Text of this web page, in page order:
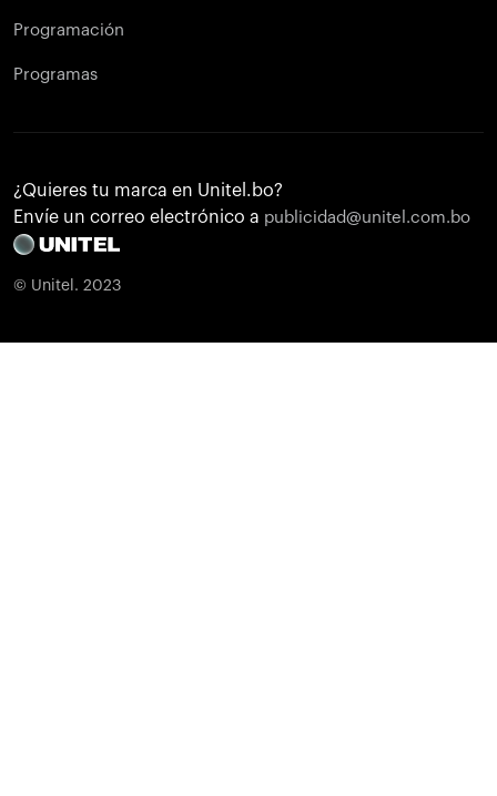
Programación
Programas
¿Quieres tu marca en Unitel.bo?
Envíe un correo electrónico a publicidad@unitel.com.bo
© Unitel. 2023